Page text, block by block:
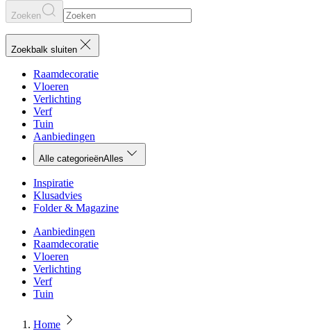
Zoeken
Zoekbalk sluiten
Raamdecoratie
Vloeren
Verlichting
Verf
Tuin
Aanbiedingen
Alle categorieënAlles
Inspiratie
Klusadvies
Folder & Magazine
Aanbiedingen
Raamdecoratie
Vloeren
Verlichting
Verf
Tuin
Home